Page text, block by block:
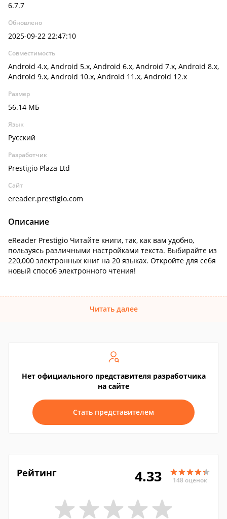
6.7.7
Обновлено
2025-09-22 22:47:10
Совместимость
Android 4.x, Android 5.x, Android 6.x, Android 7.x, Android 8.x,
Android 9.x, Android 10.x, Android 11.x, Android 12.x
Размер
56.14 МБ
Язык
Русский
Разработчик
Prestigio Plaza Ltd
Сайт
ereader.prestigio.com
Описание
eReader Prestigio Читайте книги, так, как вам удобно,
пользуясь различными настройками текста. Выбирайте из
220,000 электронных книг на 20 языках. Откройте для себя
новый способ электронного чтения!
Читать далее
Нет официального представителя разработчика
на сайте
Стать представителем
Рейтинг 4.33 148 оценок